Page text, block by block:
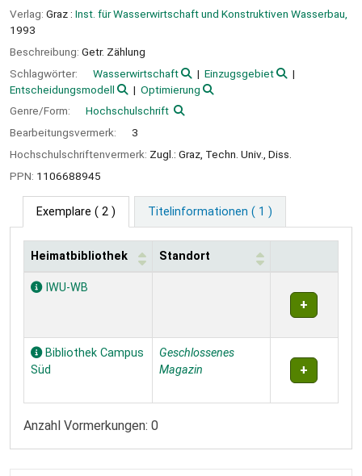
Verlag: Graz : Inst. für Wasserwirtschaft und Konstruktiven Wasserbau,
1993
Beschreibung: Getr. Zählung
Schlagwörter:
Wasserwirtschaft
Einzugsgebiet
Entscheidungsmodell
Optimierung
Genre/Form:
Hochschulschrift
Bearbeitungsvermerk:
3
Hochschulschriftenvermerk: Zugl.: Graz, Techn. Univ., Diss.
PPN: 1106688945
Exemplare ( 2 ) Titelinformationen ( 1 )
Exemplare
Heimatbibliothek Standort
IWU-WB
Bibliothek Campus
Süd
Geschlossenes
Magazin
Anzahl Vormerkungen: 0